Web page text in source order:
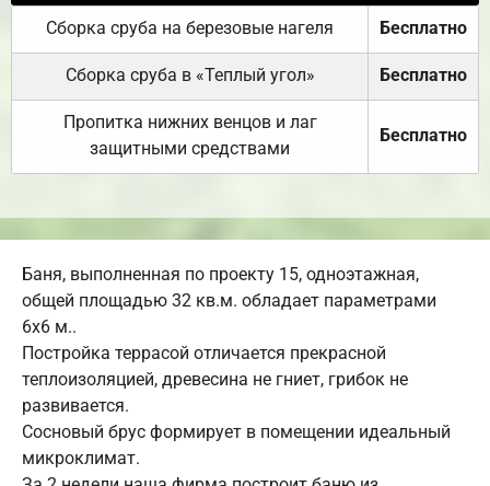
Сборка сруба на березовые нагеля Бесплатно
Сборка сруба в «Теплый угол» Бесплатно
Пропитка нижних венцов и лаг
защитными средствами
Бесплатно
Баня, выполненная по проекту 15, одноэтажная,
общей площадью 32 кв.м. обладает параметрами
6х6 м..
Постройка террасой отличается прекрасной
теплоизоляцией, древесина не гниет, грибок не
развивается.
Сосновый брус формирует в помещении идеальный
микроклимат.